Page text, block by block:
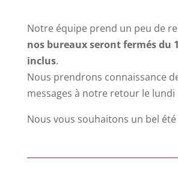
Notre équipe prend un peu de
nos bureaux seront fermés du
inclus.
Nous prendrons connaissance
messages à notre retour le lundi
Nous vous souhaitons un bel été